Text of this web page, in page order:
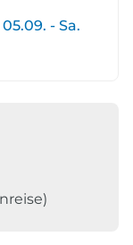
- Sa.